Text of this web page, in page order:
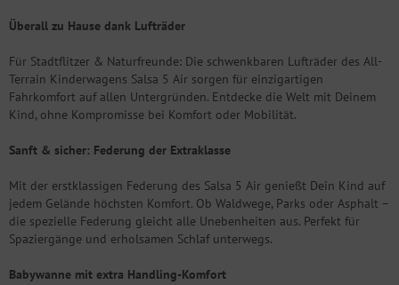
Überall zu Hause dank Lufträder
Für Stadtflitzer & Naturfreunde: Die schwenkbaren Lufträder des All-
Terrain Kinderwagens Salsa 5 Air sorgen für einzigartigen
Fahrkomfort auf allen Untergründen. Entdecke die Welt mit Deinem
Kind, ohne Kompromisse bei Komfort oder Mobilität.
Sanft & sicher: Federung der Extraklasse
Mit der erstklassigen Federung des Salsa 5 Air genießt Dein Kind auf
jedem Gelände höchsten Komfort. Ob Waldwege, Parks oder Asphalt –
die spezielle Federung gleicht alle Unebenheiten aus. Perfekt für
Spaziergänge und erholsamen Schlaf unterwegs.
Babywanne mit extra Handling-Komfort